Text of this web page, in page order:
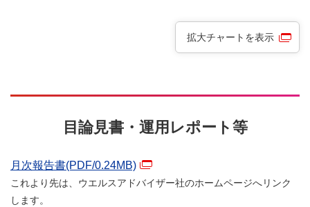
拡大チャートを表示
目論見書・運用レポート等
月次報告書(PDF/0.24MB)
これより先は、ウエルスアドバイザー社のホームページへリンク
します。